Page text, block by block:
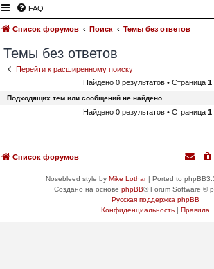
FAQ
Список форумов Поиск Темы без ответов
Темы без ответов
Перейти к расширенному поиску
Найдено 0 результатов • Страница 1
Подходящих тем или сообщений не найдено.
Найдено 0 результатов • Страница 1
Список форумов
Nosebleed style by Mike Lothar| Ported to
Создано на основе phpBB® Forum Software ©
Русская поддержка phpBB
Конфиденциальность| Правила